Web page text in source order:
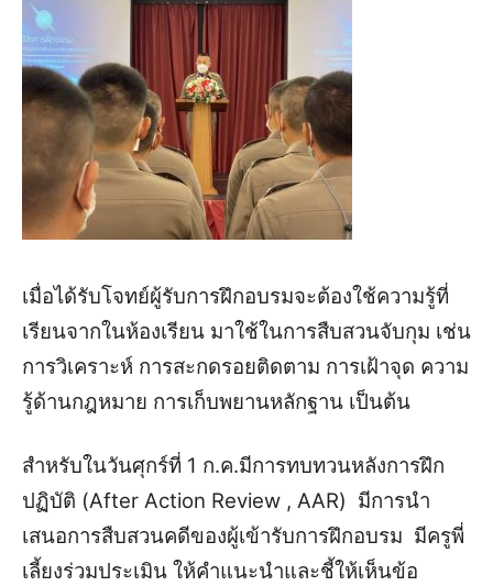
เมื่อได้รับโจทย์ผู้รับการฝึกอบรมจะต้องใช้ความรู้ที่
เรียนจากในห้องเรียน มาใช้ในการสืบสวนจับกุม เช่น
การวิเคราะห์ การสะกดรอยติดตาม การเฝ้าจุด ความ
รู้ด้านกฎหมาย การเก็บพยานหลักฐาน เป็นต้น
สำหรับในวันศุกร์ที่ 1 ก.ค.มีการทบทวนหลังการฝึก
ปฏิบัติ (After Action Review , AAR) มีการนำ
เสนอการสืบสวนคดีของผู้เข้ารับการฝึกอบรม มีครูพี่
เลี้ยงร่วมประเมิน ให้คำแนะนำและชี้ให้เห็นข้อ